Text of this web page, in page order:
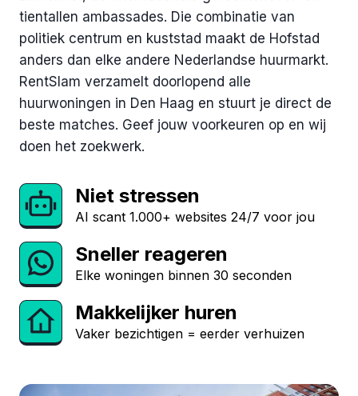
tientallen ambassades. Die combinatie van
politiek centrum en kuststad maakt de Hofstad
anders dan elke andere Nederlandse huurmarkt.
RentSlam verzamelt doorlopend alle
huurwoningen in Den Haag en stuurt je direct de
beste matches. Geef jouw voorkeuren op en wij
doen het zoekwerk.
Niet stressen
AI scant 1.000+ websites 24/7 voor jou
Sneller reageren
Elke woningen binnen 30 seconden
Makkelijker huren
Vaker bezichtigen = eerder verhuizen